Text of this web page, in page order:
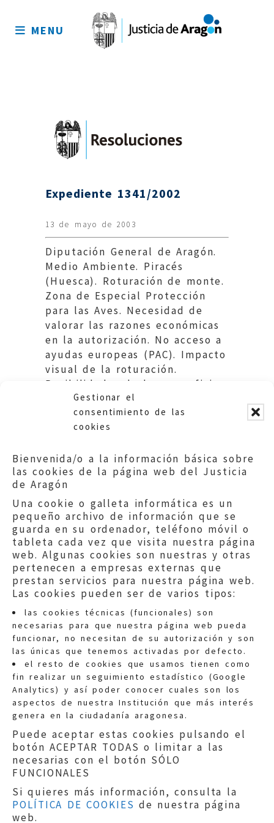
Gestionar el
consentimiento de las
cookies
Bienvenida/o a la información básica sobre
las cookies de la página web del Justicia
de Aragón
Una cookie o galleta informática es un
pequeño archivo de información que se
guarda en su ordenador, teléfono móvil o
tableta cada vez que visita nuestra página
web. Algunas cookies son nuestras y otras
pertenecen a empresas externas que
prestan servicios para nuestra página web.
Las cookies pueden ser de varios tipos:
las cookies técnicas (funcionales) son
necesarias para que nuestra página web pueda
funcionar, no necesitan de su autorización y son
las únicas que tenemos activadas por defecto.
el resto de cookies que usamos tienen como
fin realizar un seguimiento estadístico (Google
Analytics) y así poder conocer cuales son los
aspectos de nuestra Institución que más interés
genera en la ciudadanía aragonesa.
Puede aceptar estas cookies pulsando el
botón ACEPTAR TODAS o limitar a las
necesarias con el botón SÓLO
FUNCIONALES
Si quieres más información, consulta la
POLÍTICA DE COOKIES de nuestra página
web.
sitio
MENU
Expediente 1341/2002
13 de mayo de 2003
Diputación General de Aragón.
Medio Ambiente. Piracés
(Huesca). Roturación de monte.
Zona de Especial Protección
para las Aves. Necesidad de
valorar las razones económicas
en la autorización. No acceso a
ayudas europeas (PAC). Impacto
visual de la roturación.
Posibilidades de las superficies
rústicas ajenas al cultivo.
Quejas:quejas@eljusticiadearagon.es
Información general:
informacion@eljusticiadearagon.es
Teléfonos:900 210 210/
Aviso legal|Política de privacidad|